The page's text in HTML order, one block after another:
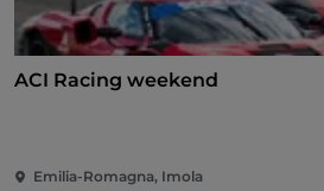
ACI Racing weekend
Emilia-Romagna, Imola